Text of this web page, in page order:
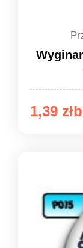
1,39 zł
Zakres
do
1,49 zł